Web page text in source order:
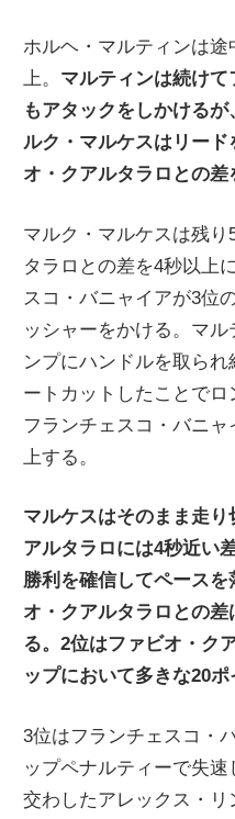
ホルヘ・マルティンは
上。 マルティンは続け
もアタックをしかける
ルク・マルケスはリー
オ・クアルタラロとの差
マルク・マルケスは残
タラロとの差を4秒以上
スコ・バニャイアが3位
ッシャーをかける。マ
ンプにハンドルを取ら
ートカットしたことでロ
フランチェスコ・バニ
上する。
マルケスはそのまま走
アルタラロには4秒近い
勝利を確信してペース
オ・クアルタラロとの
る。2位はファビオ・ク
ップにおいて多きな20ポ
3位はフランチェスコ・
ップペナルティーで失
交わしたアレックス・